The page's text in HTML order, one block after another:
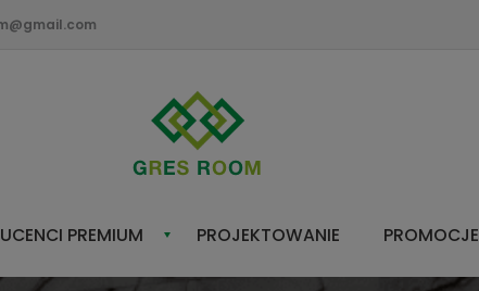
PREMIUM PROJEKTOWANIE PROMOCJE